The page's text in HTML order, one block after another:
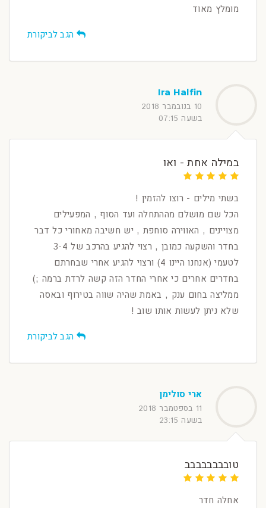
מומלץ מאוד
הגב לביקורת
Ira Halfin
10 בנובמבר 2018
בשעה 07:15
במילה אחת - ואו
בשתי מילים - רוצו להזמין !
הכל שם מושלם מההתחלה ועד הסוף , המפעילים
מצויינים , האווירה סוחפת , יש חשיבה מאחורי כל דבר
בחדר והשקעה כמובן , רצוי להגיע בהרכב של 3-4
לטעמי (אנחנו היינו 4) ורצוי להגיע אחרי שבחרתם
בחדרים אחרים כי אחרי החדר הזה קשה לרדת ברמה ;)
ממליצה בחום ענק , באמת שהיה שווה בטירוף ובאסה
שלא ניתן לעשות אותו שוב !
הגב לביקורת
ארי סולימן
11 בספטמבר 2018
בשעה 23:15
טובבבבבבבב
אחלה חדר